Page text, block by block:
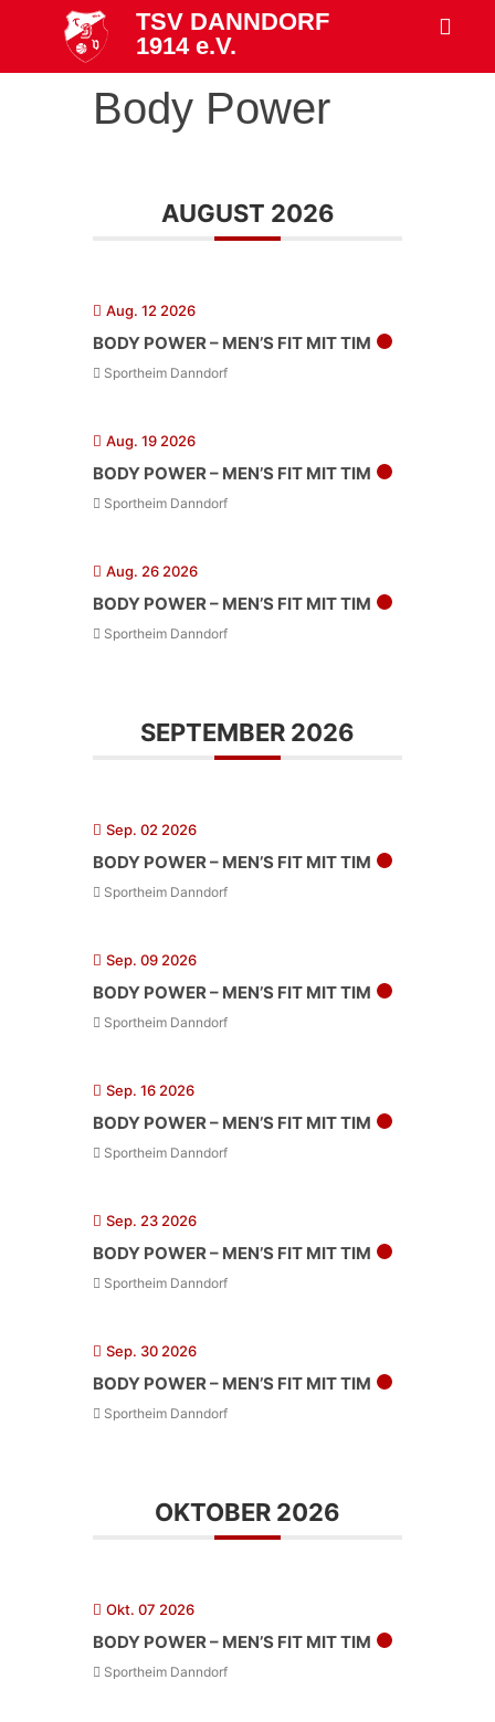
TSV DANNDORF
1914 e.V.
Body Power
AUGUST 2026
Aug. 12 2026
BODY POWER – MEN’S FIT MIT TIM
Sportheim Danndorf
Aug. 19 2026
BODY POWER – MEN’S FIT MIT TIM
Sportheim Danndorf
Aug. 26 2026
BODY POWER – MEN’S FIT MIT TIM
Sportheim Danndorf
SEPTEMBER 2026
Sep. 02 2026
BODY POWER – MEN’S FIT MIT TIM
Sportheim Danndorf
Sep. 09 2026
BODY POWER – MEN’S FIT MIT TIM
Sportheim Danndorf
Sep. 16 2026
BODY POWER – MEN’S FIT MIT TIM
Sportheim Danndorf
Sep. 23 2026
BODY POWER – MEN’S FIT MIT TIM
Sportheim Danndorf
Sep. 30 2026
BODY POWER – MEN’S FIT MIT TIM
Sportheim Danndorf
OKTOBER 2026
Okt. 07 2026
BODY POWER – MEN’S FIT MIT TIM
Sportheim Danndorf